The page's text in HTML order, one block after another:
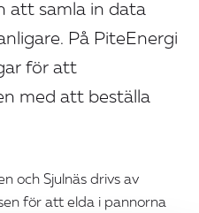
att samla in data
På PiteEnergi
för att
med att beställa
och Sjulnäs drivs av
för att elda i pannorna